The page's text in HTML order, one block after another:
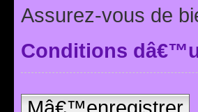
Assurez-vous de
Conditions
Mâ€™enregistrer